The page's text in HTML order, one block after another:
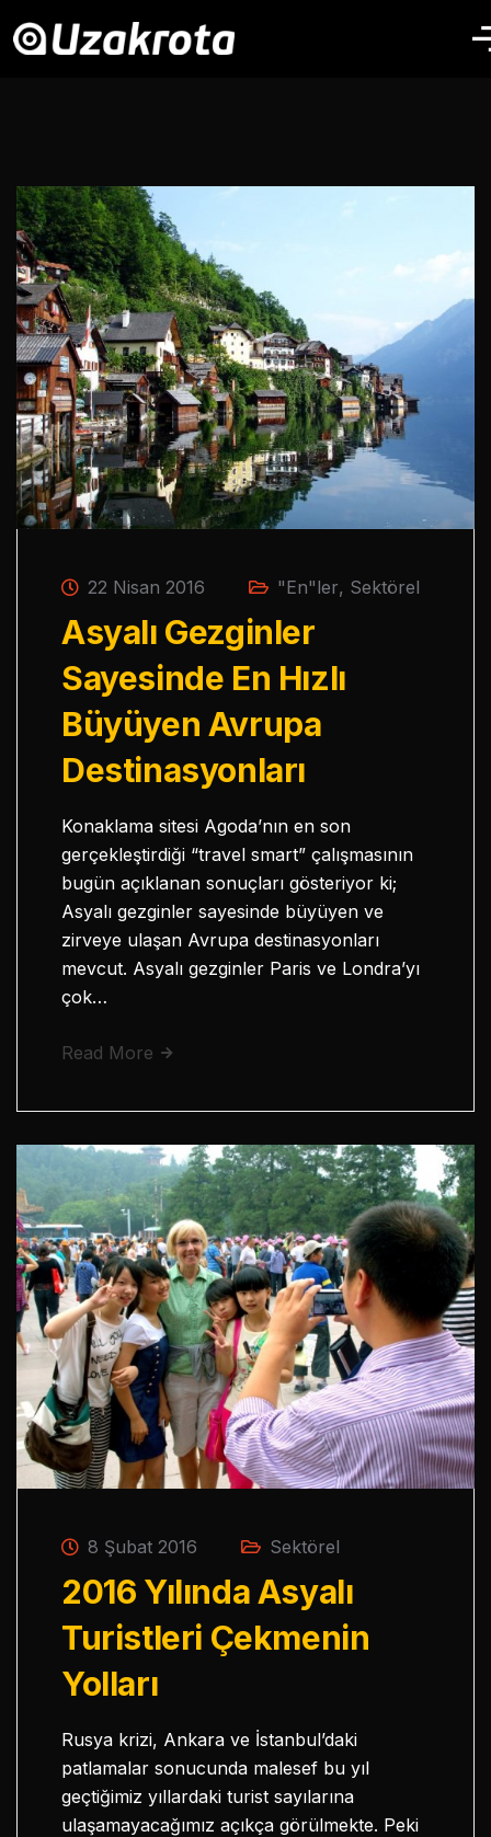
22 Nisan 2016 "En"ler, Sektörel
Asyalı Gezginler
Sayesinde En Hızlı
Büyüyen Avrupa
Destinasyonları
Konaklama sitesi Agoda’nın en son
gerçekleştirdiği “travel smart” çalışmasının
bugün açıklanan sonuçları gösteriyor ki;
Asyalı gezginler sayesinde büyüyen ve
zirveye ulaşan Avrupa destinasyonları
mevcut. Asyalı gezginler Paris ve Londra’yı
çok…
Read More
8 Şubat 2016 Sektörel
2016 Yılında Asyalı
Turistleri Çekmenin
Yolları
Rusya krizi, Ankara ve İstanbul’daki
patlamalar sonucunda malesef bu yıl
geçtiğimiz yıllardaki turist sayılarına
ulaşamayacağımız açıkça görülmekte. Peki